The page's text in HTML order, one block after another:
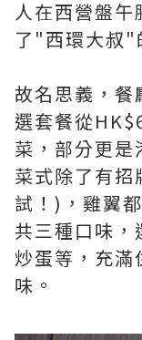
人在西營盤午
了"西環大叔
故名思義，餐
選套餐從
菜，部分更是
菜式除了有
試！)，雞翼
共三種口味，
炒蛋等，充滿
味。